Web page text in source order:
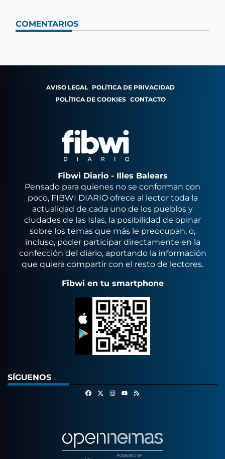
COMENTARIOS
AVISO LEGAL POLÍTICA DE PRIVACIDAD
POLÍTICA DE COOKIES CONTACTO
Fibwi Diario - Illes Balears
Pensado para quienes no se conforman con
poco, FIBWI DIARIO ofrece al lector toda la
actualidad de cada uno de los pueblos y
ciudades de las Islas, la posibilidad de opinar
sobre los temas que más le preocupan, o,
incluso, poder participar directamente en la
confección del diario, aportando la información
que quiera compartir con el resto de lectores.
Fibwi en tu smartphone
SÍGUENOS
FacebookInstagram